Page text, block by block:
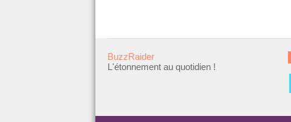
BuzzRaider
L'étonnement au quotidien !